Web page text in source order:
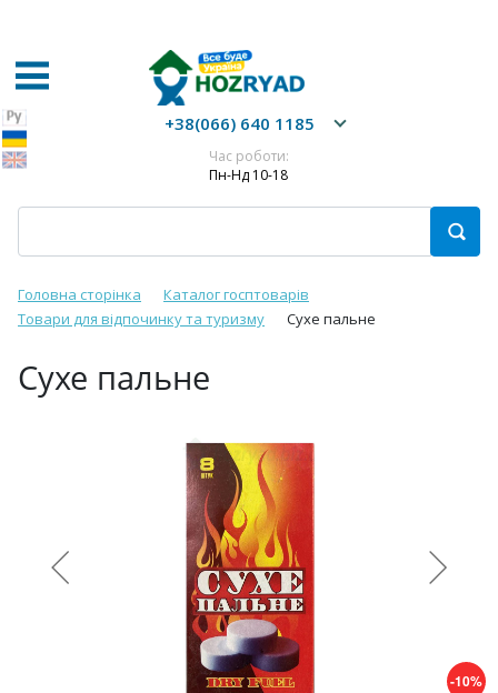
+38(066) 640 1185
Час роботи:
Пн-Нд 10-18
Головна сторінка
Каталог госптоварів
Товари для відпочинку та туризму
Сухе пальне
Сухе пальне
-10%